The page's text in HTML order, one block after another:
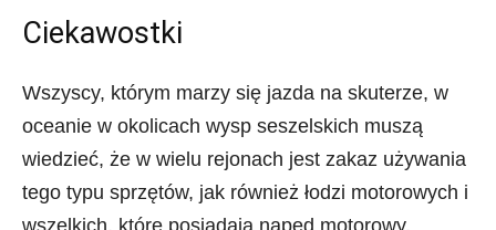
Ciekawostki
Wszyscy, którym marzy się jazda na skuterze, w
oceanie w okolicach wysp seszelskich muszą
wiedzieć, że w wielu rejonach jest zakaz używania
tego typu sprzętów, jak również łodzi motorowych i
wszelkich, które posiadają napęd motorowy.